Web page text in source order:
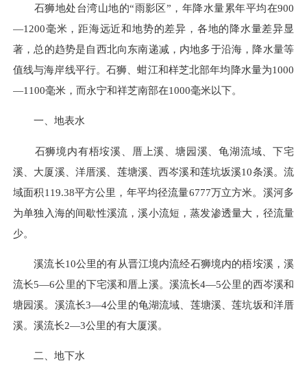
石狮地处台湾山地的“雨影区”，年降水量累年平均在900
—1200毫米，距海远近和地势的差异，各地的降水量差异显
著，总的趋势是自西北向东南递减，内地多于沿海，降水量等
值线与海岸线平行。石狮、蚶江和样芝北部年均降水量为1000
—1100毫米，而永宁和祥芝南部在1000毫米以下。
一、地表水
石狮境内有梧垵溪、厝上溪、塘园溪、龟湖流域、下宅
溪、大厦溪、洋厝溪、莲塘溪、西岑溪和莲坑坂溪10条溪。流
域面积119.38平方公里，年平均径流量6777万立方米。溪河多
为单独入海的间歇性溪流，溪小流短，蒸发渗透量大，径流量
少。
溪流长10公里的有从晋江境内流经石狮境内的梧垵溪，溪
流长5—6公里的下宅溪和厝上溪。溪流长4—5公里的西岑溪和
塘园溪。溪流长3—4公里的龟湖流域、莲塘溪、莲坑坂和洋厝
溪。溪流长2—3公里的有大厦溪。
二、地下水